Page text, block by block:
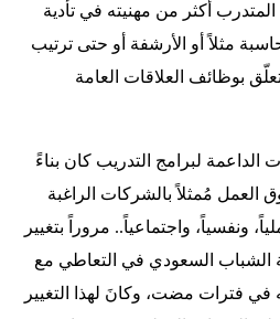
أكثر من مهنيته في تأدية
مثلاً أو الأرشفة أو حتى ترتيب
بوظائف العلاقات العامة
الداعمة لبرامج التدريب كان بناءً
مُمثلاً بالشركات الراغبة
واجتماعياً.. مروراً بتغيير
الشباب السعودي في التعاطي مع
في فترات مضت، وكانَ لهذا التغيير